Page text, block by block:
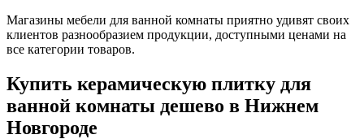
Магазины мебели для ванной комнаты приятно удивят своих
клиентов разнообразием продукции, доступными ценами на
все категории товаров.
Купить керамическую плитку для
ванной комнаты дешево в Нижнем
Новгороде